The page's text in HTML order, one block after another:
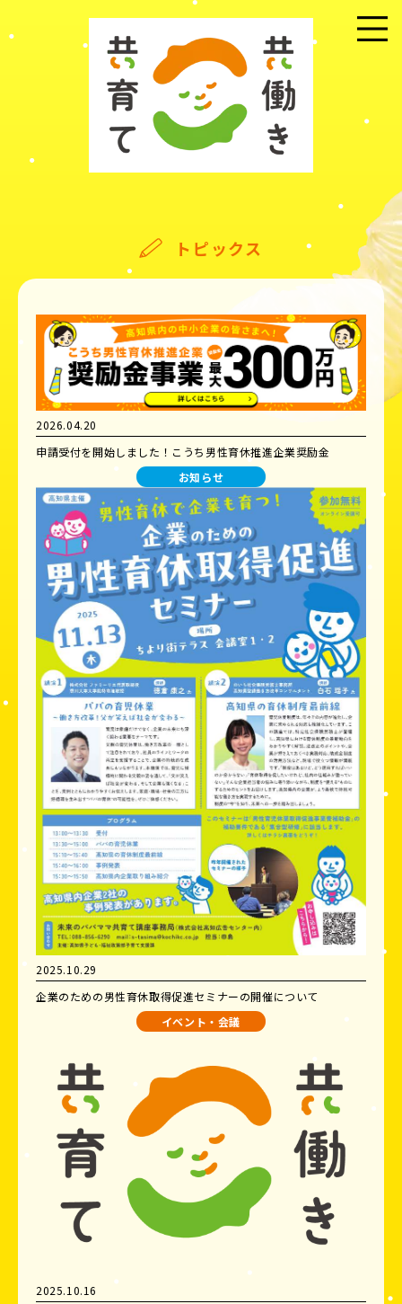
トピックス
2026.04.20
申請受付を開始しました！こうち男性育休推進企業奨励金
お知らせ
2025.10.29
企業のための男性育休取得促進セミナーの開催について
イベント・会議
2025.10.16